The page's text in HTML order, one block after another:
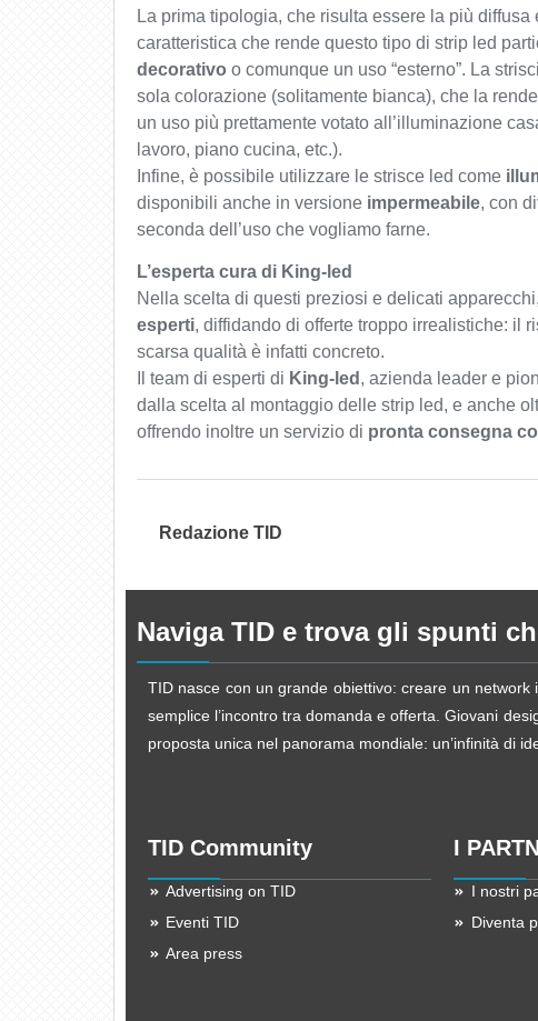
La prima tipologia, che risulta essere la più
caratteristica che rende questo tipo di strip led
decorativo o comunque un uso “esterno”. La
sola colorazione (solitamente bianca), che la
un uso più prettamente votato all’illuminazione
lavoro, piano cucina, etc.).
Infine, è possibile utilizzare le strisce led come
disponibili anche in versione impermeabile, con
seconda dell’uso che vogliamo farne.
L’esperta cura di King-led
Nella scelta di questi preziosi e delicati
esperti, diffidando di offerte troppo irrealistiche: il
scarsa qualità è infatti concreto.
Il team di esperti di King-led , azienda leader e
dalla scelta al montaggio delle strip led, e anche
offrendo inoltre un servizio di pronta consegna
Redazione TID
Naviga TID e trova gli spunti
TID nasce con un grande obiettivo: creare un
semplice l’incontro tra domanda e offerta. Giovani
proposta unica nel panorama mondiale: un’infinità di
TID Community
Advertising on TID
Eventi TID
Area press
I
I nostri
Diventa